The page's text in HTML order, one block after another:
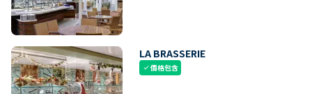
LA BRASSERIE
check價格包含